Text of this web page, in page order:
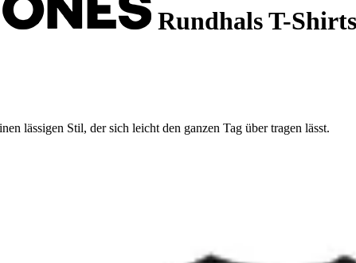
Rundhals T-
lässigen Stil, der sich leicht den ganzen Tag über tragen lässt.